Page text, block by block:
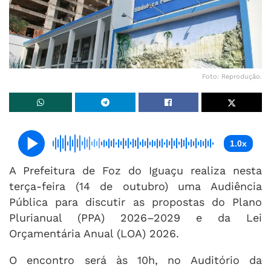
Foto: Reprodução.
1.0x
A Prefeitura de Foz do Iguaçu realiza nesta
terça-feira (14 de outubro) uma Audiência
Pública para discutir as propostas do Plano
Plurianual (PPA) 2026–2029 e da Lei
Orçamentária Anual (LOA) 2026.
O encontro será às 10h, no Auditório da